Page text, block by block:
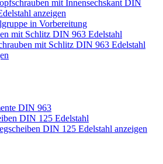
mit Innensechskant DIN
anzeigen
in Vorbereitung
mit Schlitz DIN 963 Edelstahl
mit Schlitz DIN 963 Edelstahl
DIN 963
DIN 125 Edelstahl
DIN 125 Edelstahl anzeigen